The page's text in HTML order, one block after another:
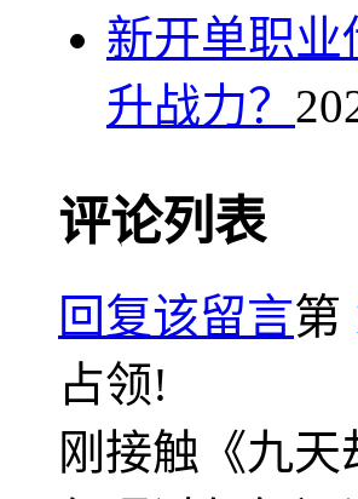
新开单职
升战力？
评论列表
回复该留言第
占领!
刚接触《九